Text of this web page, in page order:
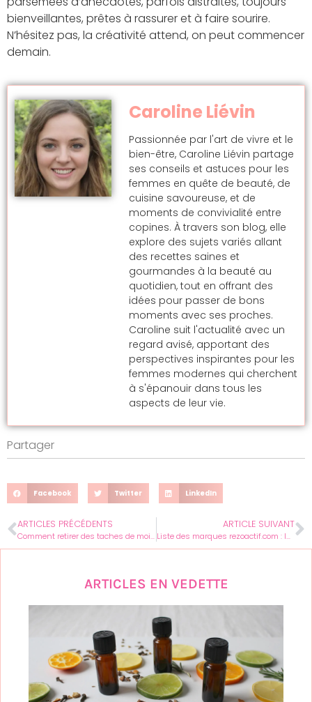
bienveillantes, prêtes à rassurer et à faire sourire.
N’hésitez pas, la créativité attend, on peut commencer
demain.
Caroline Liévin
Passionnée par l'art de vivre et le
bien-être, Caroline Liévin partage
ses conseils et astuces pour les
femmes en quête de beauté, de
cuisine savoureuse, et de
moments de convivialité entre
copines. À travers son blog, elle
explore des sujets variés allant
des recettes saines et
gourmandes à la beauté au
quotidien, tout en offrant des
idées pour passer de bons
moments avec ses proches.
Caroline suit l'actualité avec un
regard avisé, apportant des
perspectives inspirantes pour les
femmes modernes qui cherchent
à s'épanouir dans tous les
aspects de leur vie.
Partager
Facebook Twitter LinkedIn
ARTICLES PRÉCÉDENTS
Comment retirer des taches de moisissure sur du tissu : la méthode sûre ?
ARTICLE SUIVANT
Liste des marques rezoactif.com : la sélection de 10 marques vérifiées pour prospection
ARTICLES EN VEDETTE